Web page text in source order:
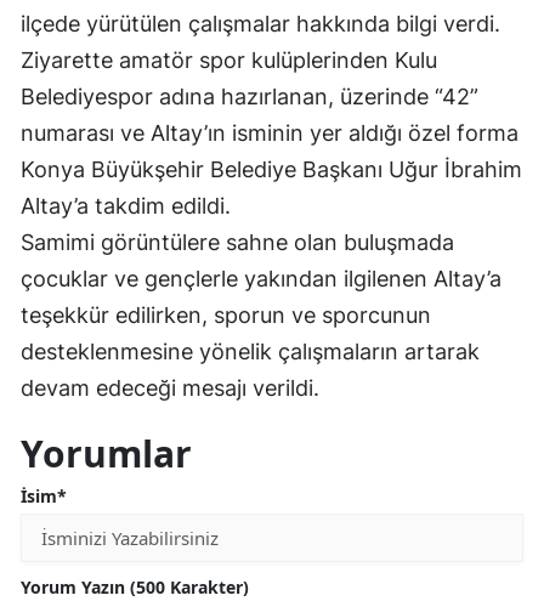
Isparta
Mersin
İstanbul
İzmir
Kastamonu
Kayseri
ilçede yürütülen çalışmalar hakkında bilgi verdi.
Ziyarette amatör spor kulüplerinden Kulu
Belediyespor adına hazırlanan, üzerinde “42”
numarası ve Altay’ın isminin yer aldığı özel forma
Konya Büyükşehir Belediye Başkanı Uğur İbrahim
Altay’a takdim edildi.
Samimi görüntülere sahne olan buluşmada
çocuklar ve gençlerle yakından ilgilenen Altay’a
teşekkür edilirken, sporun ve sporcunun
desteklenmesine yönelik çalışmaların artarak
devam edeceği mesajı verildi.
Yorumlar
İsim*
Yorum Yazın (500 Karakter)